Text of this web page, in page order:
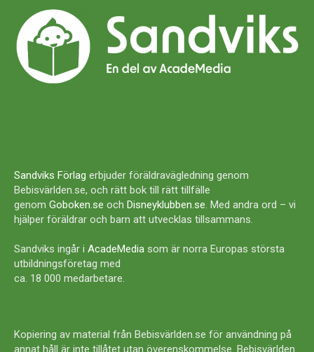
Sandviks Förlag erbjuder föräldravägledning genom
Bebisvärlden.se, och rätt bok till rätt tillfälle
genom Goboken.se och Disneyklubben.se . Med andra ord – vi
hjälper föräldrar och barn att utvecklas tillsammans.
Sandviks ingår i AcadeMedia som är norra Europas största
utbildningsföretag med
ca. 18 000 medarbetare.
Kopiering av material från Bebisvärlden.se för användning på
annat håll är inte tillåtet utan överenskommelse. Bebisvärlden